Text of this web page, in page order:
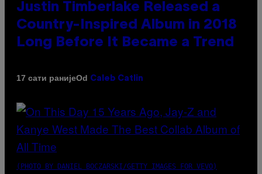
Justin Timberlake Released a
Country-Inspired Album in 2018
Long Before It Became a Trend
17 сати ранијеOd Caleb Catlin
(PHOTO BY DANIEL BOCZARSKI/GETTY IMAGES FOR VEVO)